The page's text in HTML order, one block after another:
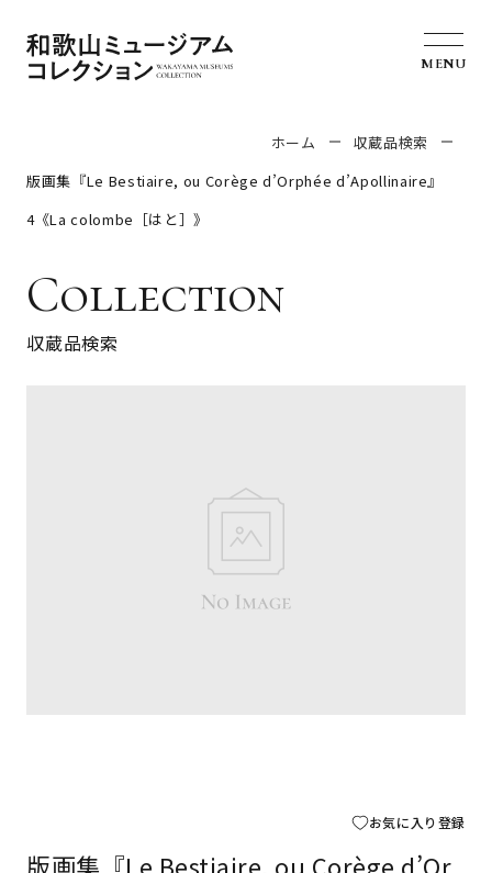
MENU
ホーム
収蔵品検索
版画集『Le Bestiaire, ou Corège d’Orphée d’Apollinaire』
4《La colombe［はと］》
Collection
収蔵品検索
お気に入り登録
版画集『Le Bestiaire, ou Corège d’Or